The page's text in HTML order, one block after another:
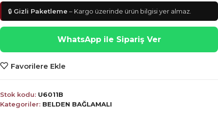
🔒 Gizli Paketleme – Kargo üzerinde ürün bilgisi yer almaz.
WhatsApp ile Sipariş Ver
Favorilere Ekle
Stok kodu: U6011B
Kategoriler: BELDEN BAĞLAMALI